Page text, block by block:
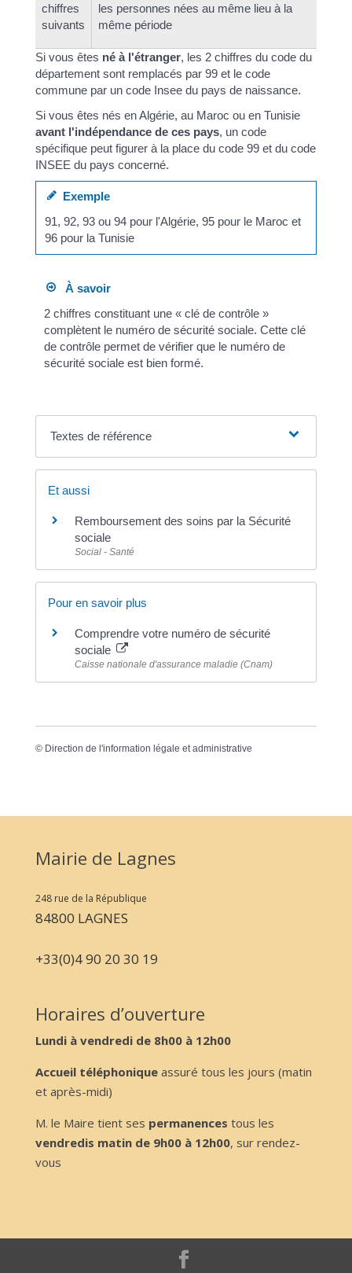
chiffres
suivants
les personnes nées au même lieu à la
même période
Si vous êtes né à l'étranger, les 2 chiffres du code du
département sont remplacés par 99 et le code
commune par un code Insee du pays de naissance.
Si vous êtes nés en Algérie, au Maroc ou en Tunisie
avant l'indépendance de ces pays, un code
spécifique peut figurer à la place du code 99 et du code
INSEE du pays concerné.
Exemple
91, 92, 93 ou 94 pour l'Algérie, 95 pour le Maroc et
96 pour la Tunisie
À savoir
2 chiffres constituant une « clé de contrôle »
complètent le numéro de sécurité sociale. Cette clé
de contrôle permet de vérifier que le numéro de
sécurité sociale est bien formé.
Textes de référence
Et aussi
Remboursement des soins par la Sécurité
sociale
Social - Santé
Pour en savoir plus
Comprendre votre numéro de sécurité
sociale
Caisse nationale d'assurance maladie (Cnam)
© Direction de l'information légale et administrative
Mairie de Lagnes
248 rue de la République
84800 LAGNES
+33(0)4 90 20 30 19
Horaires d’ouverture
Lundi à vendredi de 8h00 à 12h00
Accueil téléphoniqueassuré tous les jours (matin
et après-midi)
M. le Maire tient ses permanences tous les
vendredis matin de 9h00 à 12h00, sur rendez-
vous